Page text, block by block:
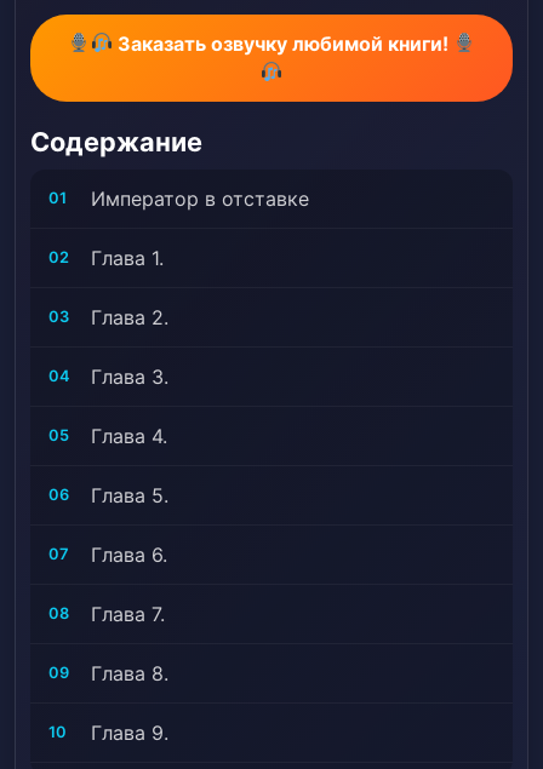
Заказать озвучку любимой книги!
Содержание
01 Император в отставке
02 Глава 1.
03 Глава 2.
04 Глава 3.
05 Глава 4.
06 Глава 5.
07 Глава 6.
08 Глава 7.
09 Глава 8.
10 Глава 9.